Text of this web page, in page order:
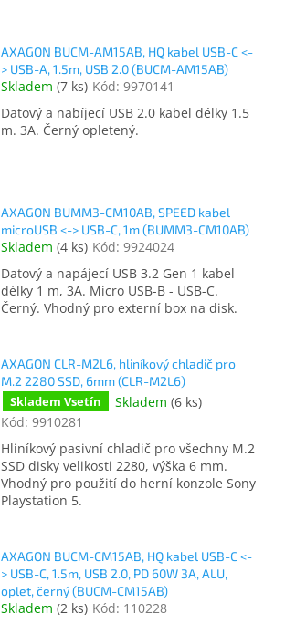
AXAGON BUCM-AM15AB, HQ kabel USB-C <-
> USB-A, 1.5m, USB 2.0 (BUCM-AM15AB)
Skladem (7 ks) Kód: 9970141
Datový a nabíjecí USB 2.0 kabel délky 1.5
m. 3A. Černý opletený.
AXAGON BUMM3-CM10AB, SPEED kabel
microUSB <-> USB-C, 1m (BUMM3-CM10AB)
Skladem (4 ks) Kód: 9924024
Datový a napájecí USB 3.2 Gen 1 kabel
délky 1 m, 3A. Micro USB-B - USB-C.
Černý. Vhodný pro externí box na disk.
AXAGON CLR-M2L6, hliníkový chladič pro
M.2 2280 SSD, 6mm (CLR-M2L6)
Skladem Vsetín Skladem (6 ks)
Kód: 9910281
Hliníkový pasivní chladič pro všechny M.2
SSD disky velikosti 2280, výška 6 mm.
Vhodný pro použití do herní konzole Sony
Playstation 5.
AXAGON BUCM-CM15AB, HQ kabel USB-C <-
> USB-C, 1.5m, USB 2.0, PD 60W 3A, ALU,
oplet, černý (BUCM-CM15AB)
Skladem (2 ks) Kód: 110228